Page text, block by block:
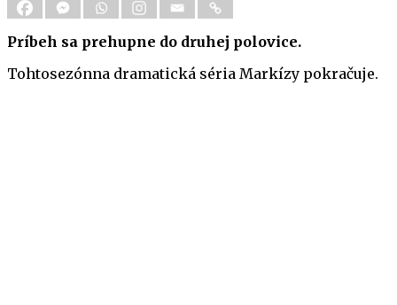
Príbeh sa prehupne do druhej polovice.
Tohtosezónna dramatická séria Markízy pokračuje.